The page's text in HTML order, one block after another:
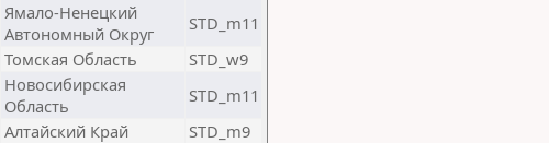
Ямало-Ненецкий
Автономный Округ
STD_m11
Томская Область
STD_w9
Новосибирская
Область
STD_m11
Алтайский Край
STD_m9